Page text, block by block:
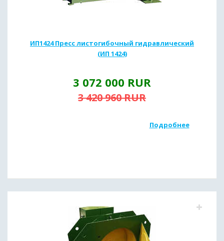
ИП1424 Пресс листогибочный гидравлический
(ИП 1424)
3 072 000 RUR
3 420 960RUR
Подробнее